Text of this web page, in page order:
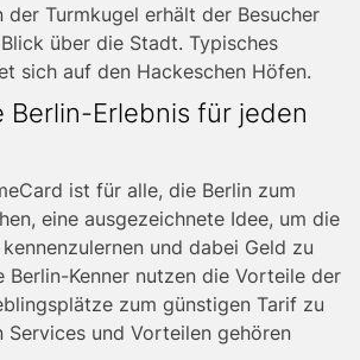
der Turmkugel erhält der Besucher
über die Stadt. Typisches
sich auf den Hackeschen Höfen.
Berlin-Erlebnis für jeden
ist für alle, die Berlin zum
eine ausgezeichnete Idee, um die
und dabei Geld zu
Berlin-Kenner nutzen die Vorteile der
zum günstigen Tarif zu
Services und Vorteilen gehören